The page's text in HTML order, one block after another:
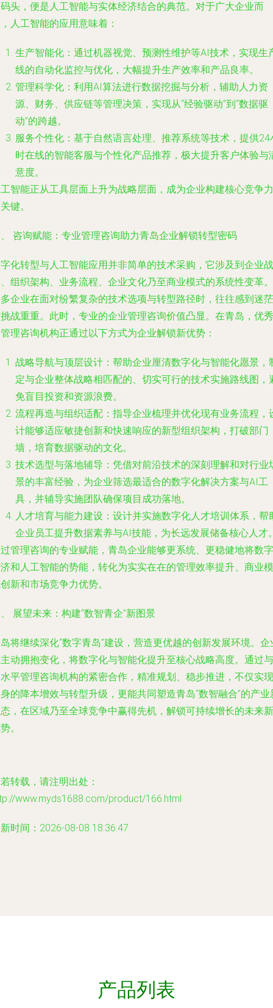
头，便是人工智能与实体经济结合的典范。对于广大企业而
人工智能的应用意味着：
生产智能化 ：通过机器视觉、预测性维护等AI技术，实现生
线的自动化监控与优化，大幅提升生产效率和产品良率。
管理科学化 ：利用AI算法进行数据挖掘与分析，辅助人力资
源、财务、供应链等管理决策，实现从“经验驱动”到“数据驱
动”的跨越。
服务个性化 ：基于自然语言处理、推荐系统等技术，提供24
时在线的智能客服与个性化产品推荐，极大提升客户体验与
意度。
智能正从工具层面上升为战略层面，成为企业构建核心竞争力
键。
咨询赋能：专业管理咨询助力青岛企业解锁转型密码
化转型与人工智能应用并非简单的技术采购，它涉及到企业战
组织架构、业务流程、企业文化乃至商业模式的系统性变革。
企业在面对纷繁复杂的技术选项与转型路径时，往往感到迷茫
战重重。此时，专业的企业管理咨询价值凸显。在青岛，优秀
理咨询机构正通过以下方式为企业解锁新优势：
战略导航与顶层设计 ：帮助企业厘清数字化与智能化愿景，
定与企业整体战略相匹配的、切实可行的技术实施路线图，
免盲目投资和资源浪费。
流程再造与组织适配 ：指导企业梳理并优化现有业务流程，
计能够适应敏捷创新和快速响应的新型组织架构，打破部门
墙，培育数据驱动的文化。
技术选型与落地辅导 ：凭借对前沿技术的深刻理解和对行业
景的丰富经验，为企业筛选最适合的数字化解决方案与AI工
具，并辅导实施团队确保项目成功落地。
人才培育与能力建设 ：设计并实施数字化人才培训体系，帮
企业员工提升数据素养与AI技能，为长远发展储备核心人才
管理咨询的专业赋能，青岛企业能够更系统、更稳健地将数字
和人工智能的势能，转化为实实在在的管理效率提升、商业模
新和市场竞争力优势。
展望未来：构建“数智青企”新图景
将继续深化“数字青岛”建设，营造更优越的创新发展环境。企
动拥抱变化，将数字化与智能化提升至核心战略高度。通过与
平管理咨询机构的紧密合作，精准规划、稳步推进，不仅实现
的降本增效与转型升级，更能共同塑造青岛“数智融合”的产业
，在区域乃至全球竞争中赢得先机，解锁可持续增长的未来新
。
转载，请注明出处：
www.myds1688.com/product/166.html
时间：2026-08-08 18:36:47
产品列表